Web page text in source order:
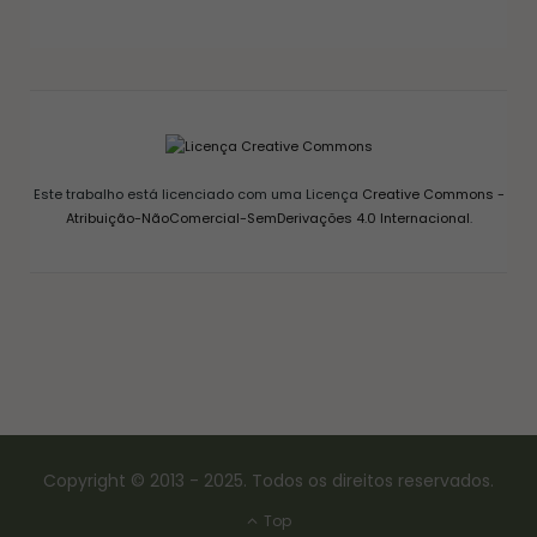
Este trabalho está licenciado com uma Licença Creative Commons -
Atribuição-NãoComercial-SemDerivações 4.0 Internacional.
Copyright © 2013 - 2025. Todos os direitos reservados.
Top